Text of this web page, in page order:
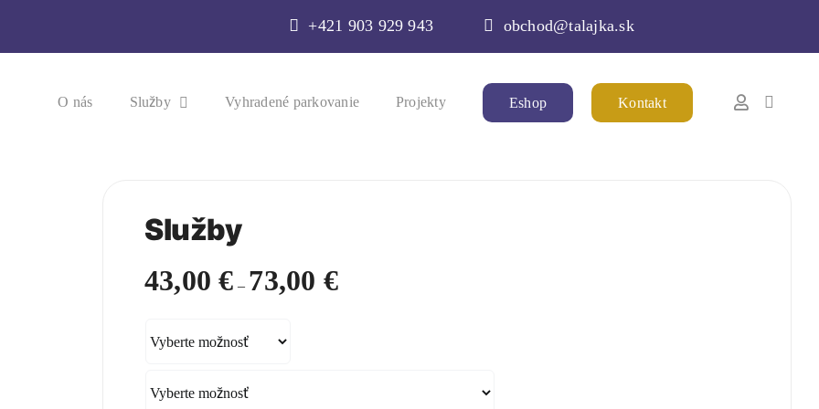
+421 903 929 943 obchod@talajka.sk
O nás Služby Vyhradené parkovanie Projekty Eshop Kontakt
Služby
43,00€ – 73,00 €Price
range: